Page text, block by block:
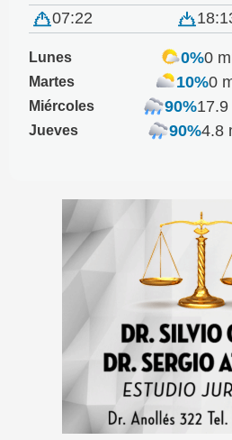
07:22
Lunes 0%0
Martes
10%0
Miércoles
90%17.9
Jueves
90%4.8